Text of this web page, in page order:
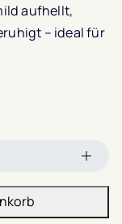
aufhellt,
– ideal für